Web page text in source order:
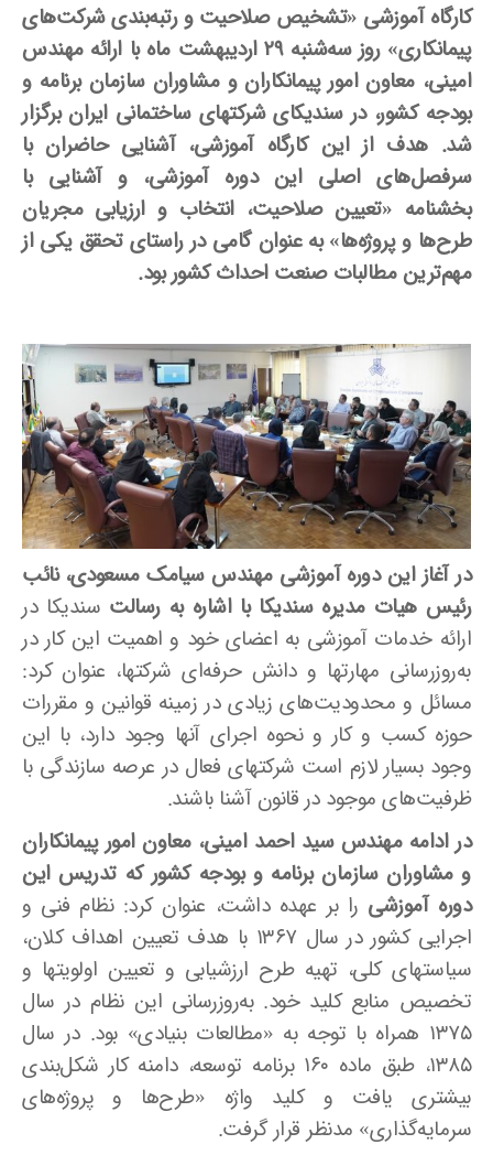
کارگاه آموزشی «تشخیص صلاحیت و رتبه‌بندی شرکت‌های
پیمانکاری» روز سه‌شنبه ۲۹ اردیبهشت ماه با ارائه مهندس
امینی، معاون امور پیمانکاران و مشاوران سازمان برنامه و
بودجه کشور، در سندیکای شرکتهای ساختمانی ایران برگزار
شد. هدف از این کارگاه آموزشی، آشنایی حاضران با
سرفصل‌های اصلی این دوره آموزشی،وآشنایی با
بخشنامه «تعیین صلاحیت، انتخاب و ارزیابی مجریان
طرح‌ها و پروژه‌ها» به عنوان گامی در راستای تحقق یکی از
مهم‌ترین مطالبات صنعت احداث کشور بود.
در آغاز این دوره آموزشی مهندس سیامک مسعودی، نائب
رئیس هیات مدیره سندیکا با اشاره به رسالت سندیکا در
ارائه خدمات آموزشی به اعضای خود و اهمیت این کار در
به‌روزرسانی مهارتها و دانش حرفه‌ای شرکتها، عنوان کرد:
مسائل و محدودیت‌های زیادی در زمینه قوانین و مقررات
حوزه کسب و کار و نحوه اجرای آنها وجود دارد، با این
وجود بسیار لازم است شرکتهای فعال در عرصه سازندگی با
ظرفیت‌های موجود در قانون آشنا باشند.
در ادامه مهندس سید احمد امینی، معاون امور پیمانکاران
و مشاوران سازمان برنامه و بودجه کشور که تدریس این
دوره آموزشی را بر عهده داشت، عنوان کرد: نظام فنی و
اجرایی کشور در سال ۱۳۶۷ با هدف تعیین اهداف کلان،
سیاستهای کلی، تهیه طرح ارزشیابی و تعیین اولویتها و
تخصیص منابع کلید خود. به‌روزرسانی این نظام در سال
۱۳۷۵ همراه با توجه به «مطالعات بنیادی» بود. در سال
۱۳۸۵، طبق ماده ۱۶۰ برنامه توسعه، دامنه کار شکل‌بندی
بیشتری یافت و کلید واژه «طرح‌ها و پروژه‌های
سرمایه‌گذاری» مدنظر قرار گرفت.